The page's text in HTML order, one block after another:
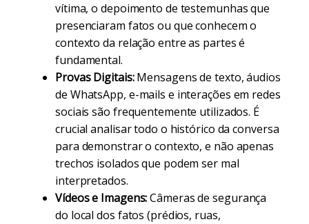
vítima, o depoimento de testemunhas que
presenciaram fatos ou que conhecem o
contexto da relação entre as partes é
fundamental.
Provas Digitais:Mensagens de texto, áudios
de WhatsApp, e-mails e interações em redes
sociais são frequentemente utilizados. É
crucial analisar todo o histórico da conversa
para demonstrar o contexto, e não apenas
trechos isolados que podem ser mal
interpretados.
Vídeos e Imagens:Câmeras de segurança
do local dos fatos (prédios, ruas,